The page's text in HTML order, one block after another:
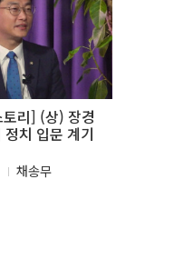
리] (상) 장경
치 입문 계기
채송무